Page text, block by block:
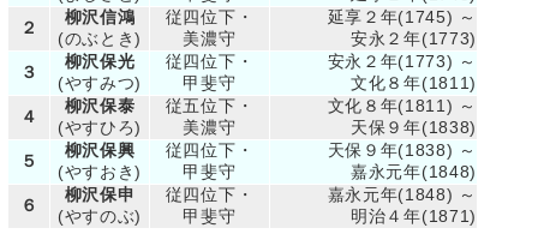
２
柳沢信鴻
(のぶとき)
従四位下・
美濃守
延享２年(1745) ～
安永２年(1773)
３
柳沢保光
(やすみつ)
従四位下・
甲斐守
安永２年(1773) ～
文化８年(1811)
４
柳沢保泰
(やすひろ)
従五位下・
美濃守
文化８年(1811) ～
天保９年(1838)
５
柳沢保興
(やすおき)
従四位下・
甲斐守
天保９年(1838) ～
嘉永元年(1848)
６
柳沢保申
(やすのぶ)
従四位下・
甲斐守
嘉永元年(1848) ～
明治４年(1871)